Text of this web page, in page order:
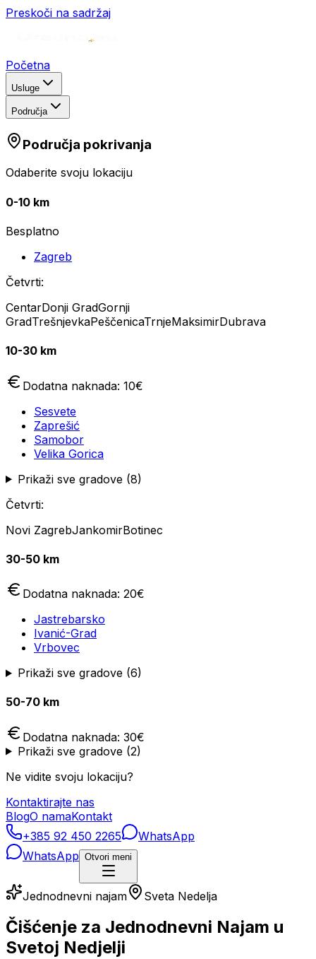
Preskoči na sadržaj
Početna
Usluge
Područja
Područja pokrivanja
Odaberite svoju lokaciju
0-10 km
Besplatno
Zagreb
Četvrti:
CentarDonji GradGornji
GradTrešnjevkaPeščenicaTrnjeMaksimirDubrava
10-30 km
Dodatna naknada: 10€
Sesvete
Zaprešić
Samobor
Velika Gorica
Prikaži sve gradove (8)
Četvrti:
Novi ZagrebJankomirBotinec
30-50 km
Dodatna naknada: 20€
Jastrebarsko
Ivanić-Grad
Vrbovec
Prikaži sve gradove (6)
50-70 km
Dodatna naknada: 30€
Prikaži sve gradove (2)
Ne vidite svoju lokaciju?
Kontaktirajte nas
BlogO namaKontakt
+385 92 450 2265
WhatsApp
WhatsApp Otvori meni
Jednodnevni najam Sveta Nedelja
Čišćenje za Jednodnevni Najam u
Svetoj Nedjelji